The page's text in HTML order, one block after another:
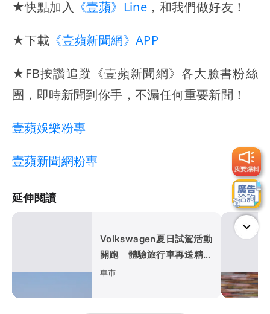
★快點加入 《壹蘋》Line ，和我們做好友！
★下載 《壹蘋新聞網》APP
★FB按讚追蹤《壹蘋新聞網》各大臉書粉絲
團，即時新聞到你手，不漏任何重要新聞！
壹蘋娛樂粉專
壹蘋新聞網粉專
延伸閱讀
Volkswagen夏日試駕活動
開跑 體驗旅行車再送精品
咖啡卡
車市